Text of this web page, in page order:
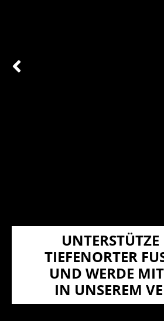
UNTERSTÜTZE
TIEFENORTER
ND WERDE
N UNSEREM